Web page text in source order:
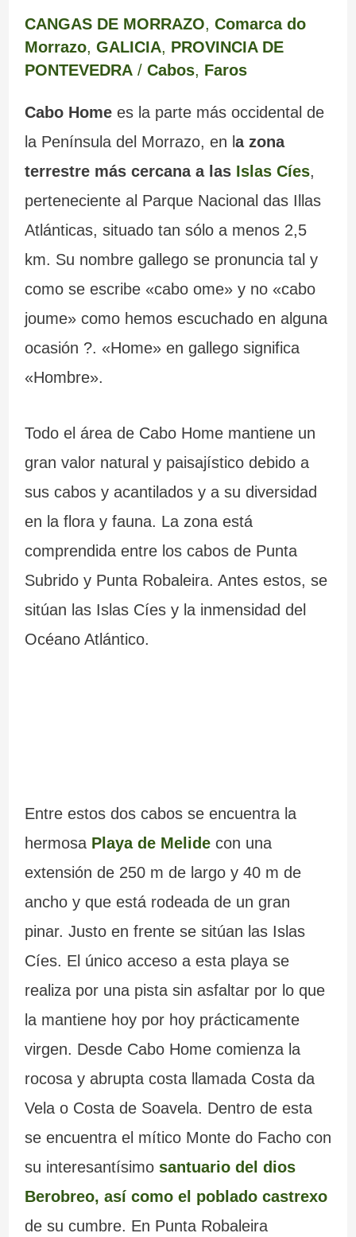
CANGAS DE MORRAZO, Comarca do
Morrazo, GALICIA, PROVINCIA DE
PONTEVEDRA/ Cabos, Faros
Cabo Homees la parte más occidental de
la Península del Morrazo, en l a zona
terrestre más cercana a lasIslas Cíes,
perteneciente al Parque Nacional das Illas
Atlánticas, situado tan sólo a menos 2,5
km. Su nombre gallego se pronuncia tal y
como se escribe «cabo ome» y no «cabo
joume» como hemos escuchado en alguna
ocasión ?. «Home» en gallego significa
«Hombre».
Todo el área de Cabo Home mantiene un
gran valor natural y paisajístico debido a
sus cabos y acantilados y a su diversidad
en la flora y fauna. La zona está
comprendida entre los cabos de Punta
Subrido y Punta Robaleira. Antes estos, se
sitúan las Islas Cíes y la inmensidad del
Océano Atlántico.
Entre estos dos cabos se encuentra la
hermosa Playa de Melidecon una
extensión de 250 m de largo y 40 m de
ancho y que está rodeada de un gran
pinar. Justo en frente se sitúan las Islas
Cíes. El único acceso a esta playa se
realiza por una pista sin asfaltar por lo que
la mantiene hoy por hoy prácticamente
virgen. Desde Cabo Home comienza la
rocosa y abrupta costa llamada Costa da
Vela o Costa de Soavela. Dentro de esta
se encuentra el mítico Monte do Facho con
su interesantísimo santuario del dios
Berobreo, así como el poblado castrexo
de su cumbre. En Punta Robaleira